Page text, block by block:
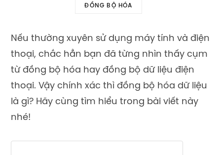
ĐỒNG BỘ HÓA
Nếu thường xuyên sử dụng máy tính và điện
thoại, chắc hẳn bạn đã từng nhìn thấy cụm
từ đồng bộ hóa hay đồng bộ dữ liệu điện
thoại. Vậy chính xác thì đồng bộ hóa dữ liệu
là gì? Hãy cùng tìm hiểu trong bài viết này
nhé!